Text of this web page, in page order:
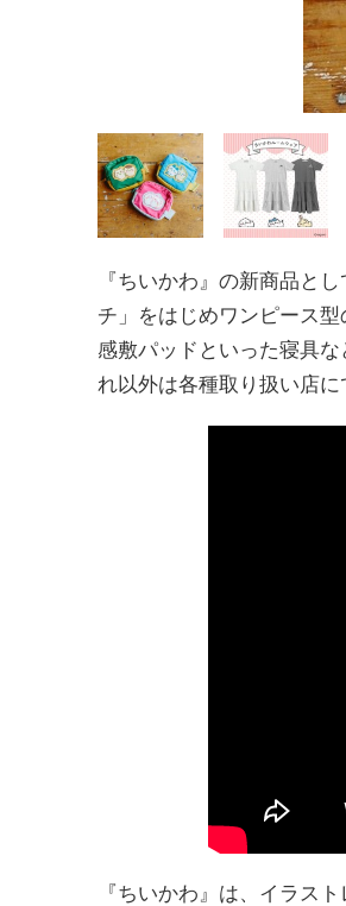
『ちいかわ』の新商品と
チ」をはじめワンピース
感敷パッドといった寝具
れ以外は各種取り扱い店に
『ちいかわ』は、イラス